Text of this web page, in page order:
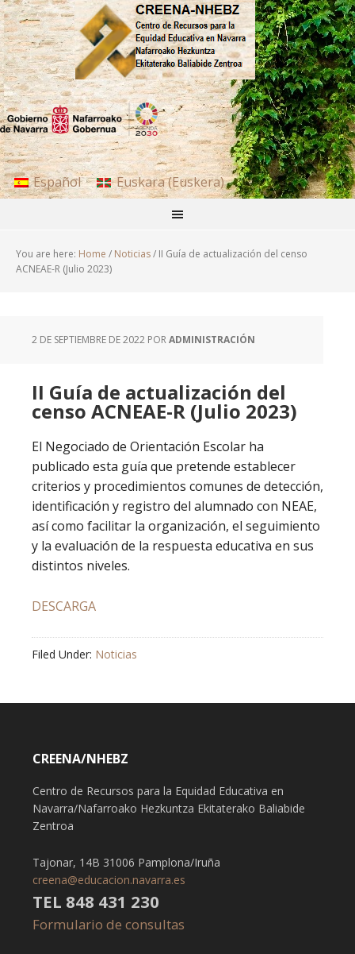
Español Euskara(Euskera)
You are here: Home / Noticias/ II Guía de actualización del censo
ACNEAE-R (Julio 2023)
2 DE SEPTIEMBRE DE 2022 PORADMINISTRACIÓN
II Guía de actualización del
censo ACNEAE-R (Julio 2023)
El Negociado de Orientación Escolar ha
publicado esta guía que pretende establecer
criterios y procedimientos comunes de detección,
identificación y registro del alumnado con NEAE,
así como facilitar la organización, el seguimiento
y la evaluación de la respuesta educativa en sus
distintos niveles.
DESCARGA
Filed Under: Noticias
CREENA/NHEBZ
Centro de Recursos para la Equidad Educativa en
Navarra/Nafarroako Hezkuntza Ekitaterako Baliabide
Zentroa
Tajonar, 14B 31006 Pamplona/Iruña
creena@educacion.navarra.es
TEL 848 431 230
Formulario de consultas